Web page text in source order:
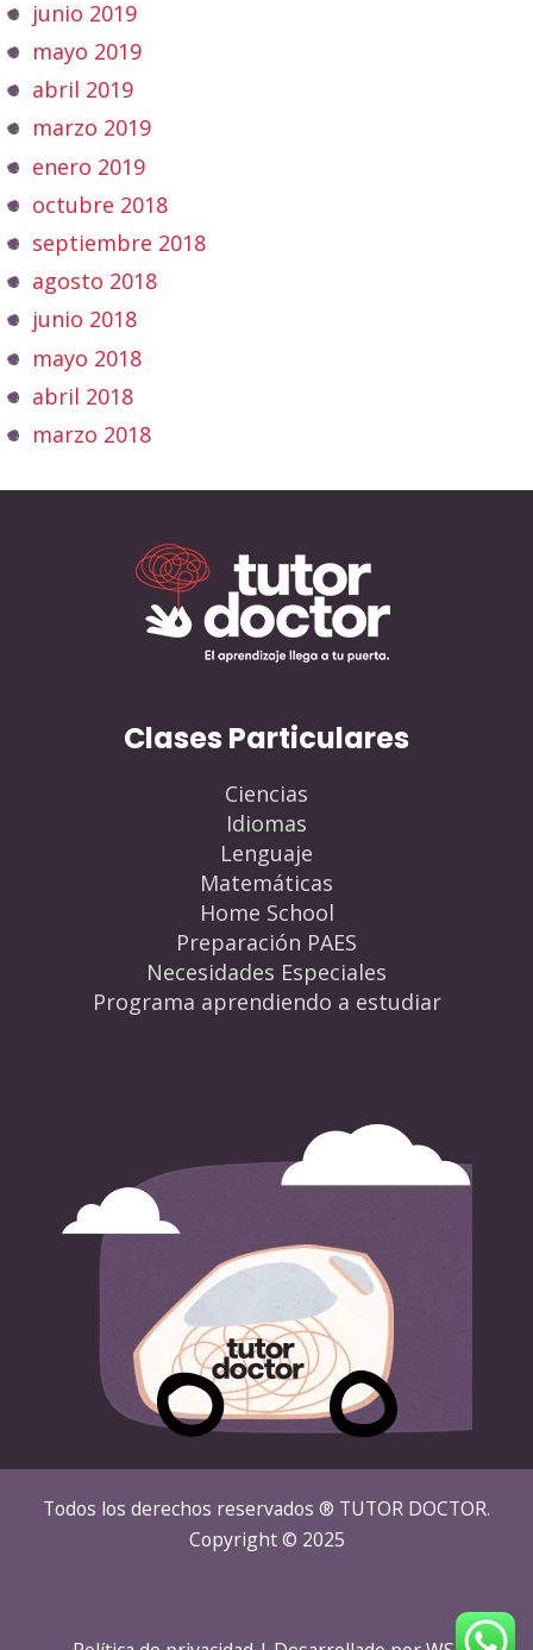
junio 2019
mayo 2019
abril 2019
marzo 2019
enero 2019
octubre 2018
septiembre 2018
agosto 2018
junio 2018
mayo 2018
abril 2018
marzo 2018
Clases Particulares
Ciencias
Idiomas
Lenguaje
Matemáticas
Home School
Preparación PAES
Necesidades Especiales
Programa aprendiendo a estudiar
Todos los derechos reservados ® TUTOR DOCTOR.
Copyright © 2025